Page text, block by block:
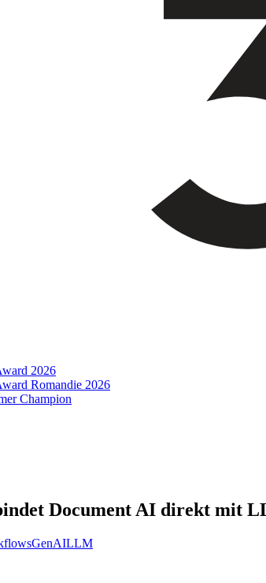
2026
Romandie 2026
Champion
Document AI direkt mit
GenAILLM